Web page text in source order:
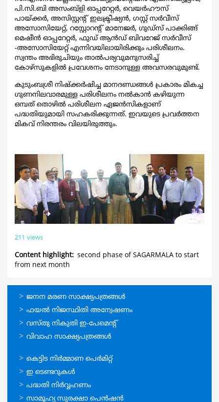
പി.സി.ബി അസംബ്ളി ഓപ്പറേറ്റര്‍, വെയര്‍ഹൗസ്
പായ്ക്കര്‍, അസിസ്റ്റന്‍റ് ഇലക്ട്രീഷ്യന്‍, ഗസ്റ്റ് സര്‍വീസ്
അസോസിയേറ്റ്, റസ്റ്റോറന്‍റ് മാനേജര്‍, ഗുഡ്സ് പാക്കിങ്ങ്
മെഷീന്‍ ഓപ്പറേറ്റര്‍, ഫുഡ് ആന്‍ഡ് ബിവറേജ് സര്‍വീസ്
-അസോസിയേറ്റ് എന്നിവയിലായിരിക്കും പരിശീലനം.
സ്വന്തം അഭിരുചിയും താല്‍പര്യവുമനുസരിച്ച്
കോഴ്സുകളില്‍ പ്രവേശനം നേടാനുള്ള അവസരവുമുണ്ട്.
കുടുംബശ്രീ നിഷ്ക്കര്‍ഷിച്ച മാനദണ്ഡങ്ങള്‍ പ്രകാരം മികച്ച
ഗുണനിലവാരമുള്ള പരിശീലനം നല്‍കാന്‍ കഴിയുന്ന
ഒമ്പത് തൊഴില്‍ പരിശീലന ഏജന്‍സികളാണ്
പദ്ധതിയുമായി സഹകരിക്കുന്നത്. ഇവയുടെ പ്രവര്‍ത്തന
മികവ് നിരന്തരം വിലയിരുത്തും.
211 views
Content highlight
second phase of SAGARMALA to start
from next month
ഓണ്‍ലൈന്‍
സേവനങ്ങള്‍
ജനന മരണ സാക്ഷ്യപത്രങ്ങള്‍
ഫയല്‍ നിജസ്ഥിതി അന്വേഷണം
വസ്തു നികുതി ഇ-പേമെന്റ്
വിവാഹ സാക്ഷ്യപത്രങ്ങള്‍
ഓണ്‍ലൈന്‍
സേവനങ്ങള്‍
കെട്ടിട നിര്‍മ്മാണ പെര്‍മിറ്റ്‌
ഇ ടെണ്ടറുകള്‍
പദ്ധതി നിര്‍വ്വഹണം
സാമൂഹ്യ സുരക്ഷാ പെന്‍ഷന്‍